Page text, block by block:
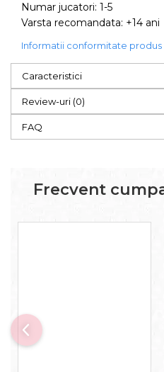
Numar jucatori: 1-5
Varsta recomandata: +14 ani
Informatii conformitate produs
Caracteristici
Review-uri (0)
FAQ
Frecvent